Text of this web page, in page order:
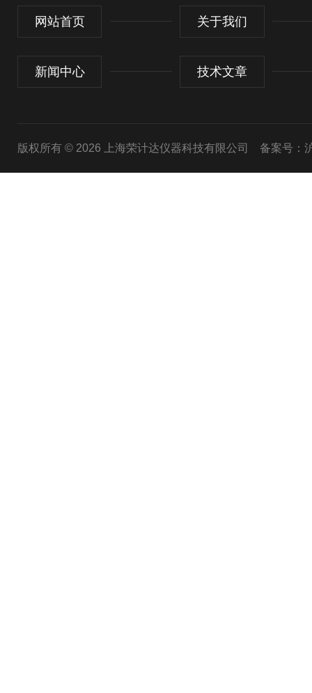
网站首页 关于我们
新闻中心 技术文章
版权所有 © 2026 上海荣计达仪器科技有限公司 备案号：